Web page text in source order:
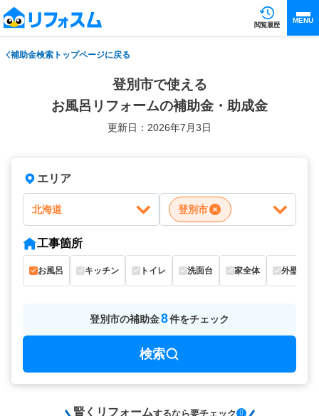
閲覧履歴
MENU
補助金検索トップページに戻る
登別市で使える
お風呂リフォームの補助金・助成金
更新日：2026年7月3日
エリア
北海道 登別市
工事箇所
お風呂 キッチン トイレ 洗面台 家全体 外壁
登別市の補助金8件をチェック
検索
賢くリフォームするなら要チェック